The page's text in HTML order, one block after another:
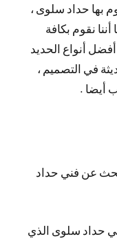
بها حداد سلوى ،
24 ساعة ، كما أننا نقوم بكافة
أنواع الحديد
في التصميم ،
أيضا .
عن فني حداد
حداد سلوى الذي